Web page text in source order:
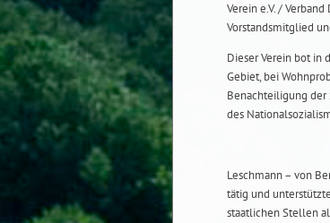
Verein e.V. /
Vorstandsmitglied
Dieser Verein bot in
Gebiet, bei
Benachteiligung der
des
Leschmann – von
tätig und
staatlichen Stellen